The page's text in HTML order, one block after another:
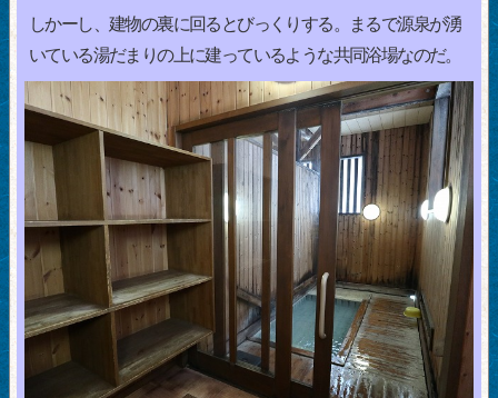
しかーし、建物の裏に回るとびっくりする。まるで源泉が湧
いている湯だまりの上に建っているような共同浴場なのだ。